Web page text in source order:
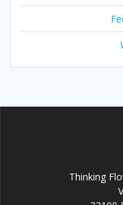
Thinking